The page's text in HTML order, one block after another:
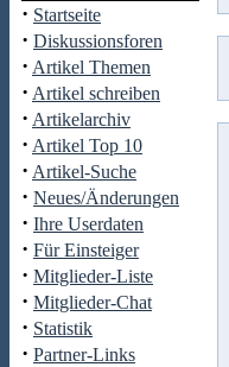
· Startseite
· Diskussionsforen
· Artikel Themen
· Artikel schreiben
· Artikelarchiv
· Artikel Top 10
· Artikel-Suche
· Neues/Änderungen
· Ihre Userdaten
· Für Einsteiger
· Mitglieder-Liste
· Mitglieder-Chat
· Statistik
· Partner-Links